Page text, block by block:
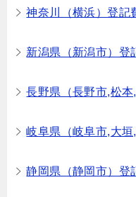
神奈川（横浜）登記
新潟県（新潟市）登
長野県（長野市,松
岐阜県（岐阜市,大
静岡県（静岡市）登